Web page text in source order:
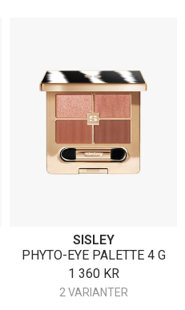
SISLEY
PHYTO-EYE PALETTE 4 G
1 360 KR
2 VARIANTER